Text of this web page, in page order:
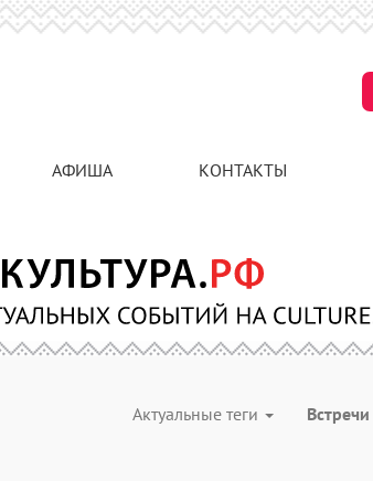
АФИША КОНТАКТЫ
Актуальные теги Встречи